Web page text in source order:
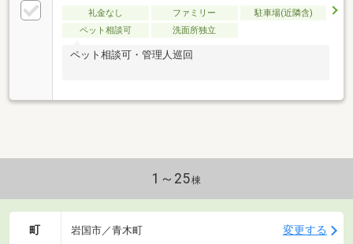
礼金なし ファミリー
駐車場(近隣含)
ペット相談可
洗面所独立
ペット相談可・管理人巡回
1～25棟
町 岩国市／青木町 変更する